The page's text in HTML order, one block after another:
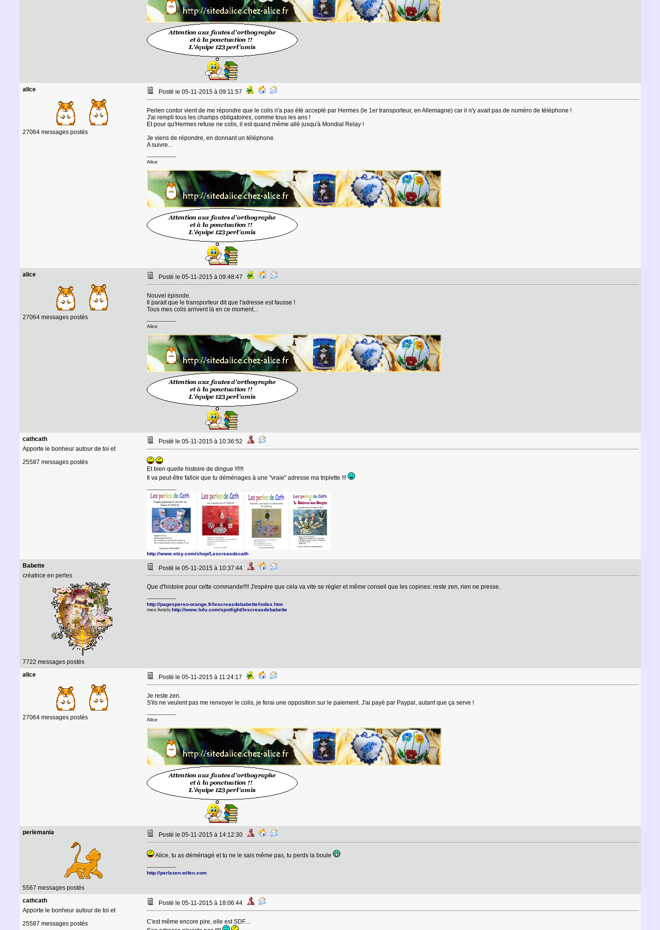
alice
27064 messages postés
Posté le 05-11-2015 à 09:11:57
Perlen contor vient de me répondre que le colis n'a pas été accepté par Hermes (le 1er transporteur, en Allemagne) car il n'y avait pas de numéro de téléphone !
J'ai rempli tous les champs obligatoires, comme tous les ans !
Et pour qu'Hermes refuse ne colis, il est quand même allé jusqu'à Mondial Relay !
Je viens de répondre, en donnant un téléphone.
A suivre...
--------------------
Alice
alice
27064 messages postés
Posté le 05-11-2015 à 09:48:47
Nouvel épisode.
Il parait que le transporteur dit que l'adresse est fausse !
Tous mes colis arrivent là en ce moment...
--------------------
Alice
cathcath
Apporte le bonheur autour de toi et
25587 messages postés
Posté le 05-11-2015 à 10:36:52
Et bien quelle histoire de dingue !!!!!!
Il va peut-être falloir que tu déménages à une "vraie" adresse ma triplette !!!
--------------------
http://www.etsy.com/shop/Lescreasdecath
Babette
créatrice en perles
7722 messages postés
Posté le 05-11-2015 à 10:37:44
Que d'histoire pour cette commande!!!! J'espère que cela va vite se régler et même conseil que les copines: reste zen, rien ne presse.
--------------------
http://pagesperso-orange.fr/lescreasdebabette/index.htm
mes livrets:http://www.lulu.com/spotlight/lescreasdebabette
alice
27064 messages postés
Posté le 05-11-2015 à 11:24:17
Je reste zen.
S'ils ne veulent pas me renvoyer le colis, je ferai une opposition sur le paiement. J'ai payé par Paypal, autant que ça serve !
--------------------
Alice
perlemania
5567 messages postés
Posté le 05-11-2015 à 14:12:30
Alice, tu as déménagé et tu ne le sais même pas, tu perds la boule
--------------------
http://perlezen.wifeo.com
cathcath
Apporte le bonheur autour de toi et
25587 messages postés
Posté le 05-11-2015 à 18:06:44
C'est même encore pire, elle est SDF....